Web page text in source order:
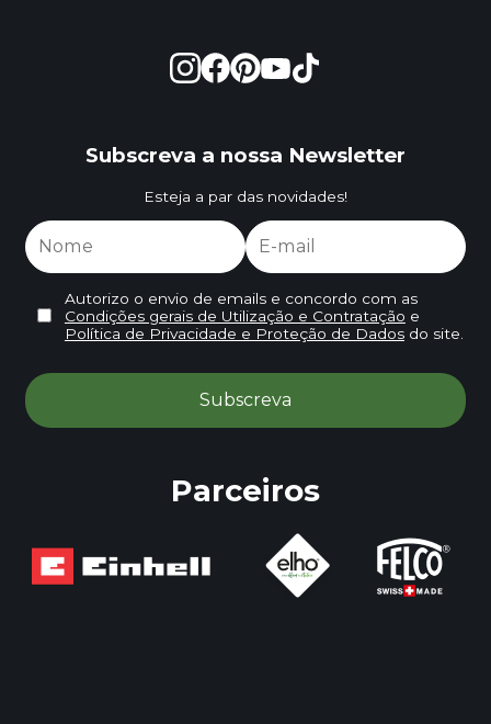
Subscreva a nossa Newsletter
Esteja a par das novidades!
Autorizo o envio de emails e concordo com as
Condições gerais de Utilização e Contratação e
Política de Privacidade e Proteção de Dadosdo site.
Parceiros